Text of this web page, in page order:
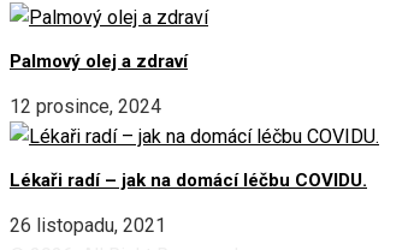
Palmový olej a zdraví
12 prosince, 2024
Lékaři radí – jak na domácí léčbu COVIDU.
26 listopadu, 2021